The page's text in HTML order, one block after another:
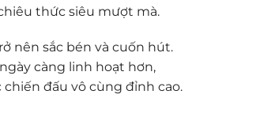
thức siêu mượt mà.
nên sắc bén và cuốn hút.
càng linh hoạt hơn,
đấu vô cùng đỉnh cao.